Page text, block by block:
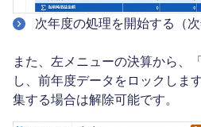
次年度の処理を開始する（
また、左メニューの決算から、
し、前年度データをロックしま
集する場合は解除可能です。